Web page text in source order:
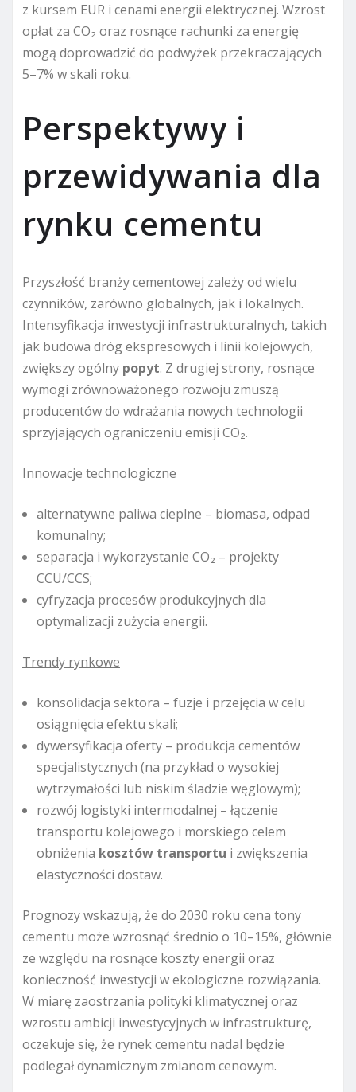
z kursem EUR i cenami energii elektrycznej. Wzrost
opłat za CO₂ oraz rosnące rachunki za energię
mogą doprowadzić do podwyżek przekraczających
5–7% w skali roku.
Perspektywy i
przewidywania dla
rynku cementu
Przyszłość branży cementowej zależy od wielu
czynników, zarówno globalnych, jak i lokalnych.
Intensyfikacja inwestycji infrastrukturalnych, takich
jak budowa dróg ekspresowych i linii kolejowych,
zwiększy ogólny popyt. Z drugiej strony, rosnące
wymogi zrównoważonego rozwoju zmuszą
producentów do wdrażania nowych technologii
sprzyjających ograniczeniu emisji CO₂.
Innowacje technologiczne
alternatywne paliwa cieplne – biomasa, odpad
komunalny;
separacja i wykorzystanie CO₂ – projekty
CCU/CCS;
cyfryzacja procesów produkcyjnych dla
optymalizacji zużycia energii.
Trendy rynkowe
konsolidacja sektora – fuzje i przejęcia w celu
osiągnięcia efektu skali;
dywersyfikacja oferty – produkcja cementów
specjalistycznych (na przykład o wysokiej
wytrzymałości lub niskim śladzie węglowym);
rozwój logistyki intermodalnej – łączenie
transportu kolejowego i morskiego celem
obniżenia kosztów transportu i zwiększenia
elastyczności dostaw.
Prognozy wskazują, że do 2030 roku cena tony
cementu może wzrosnąć średnio o 10–15%, głównie
ze względu na rosnące koszty energii oraz
konieczność inwestycji w ekologiczne rozwiązania.
W miarę zaostrzania polityki klimatycznej oraz
wzrostu ambicji inwestycyjnych w infrastrukturę,
oczekuje się, że rynek cementu nadal będzie
podlegał dynamicznym zmianom cenowym.